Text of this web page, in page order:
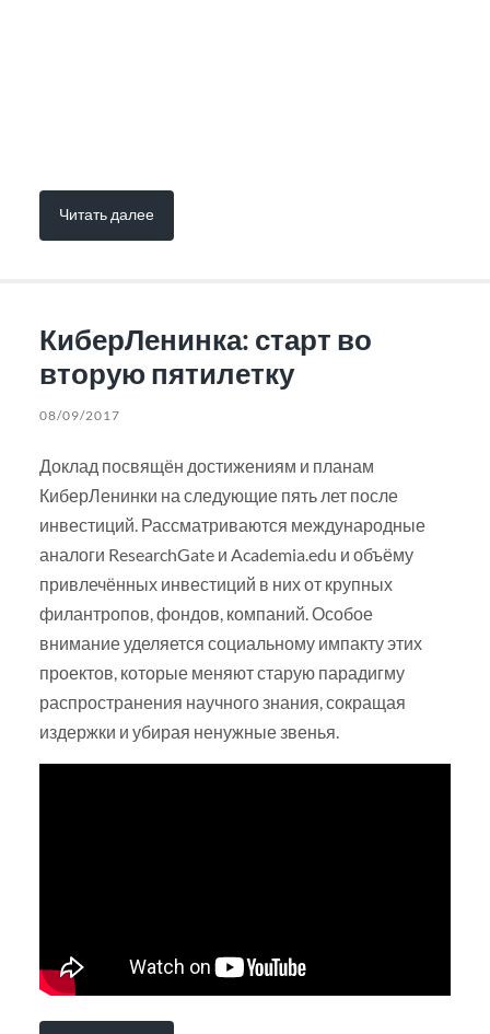
Читать далее
КиберЛенинка: старт во
вторую пятилетку
08/09/2017
Доклад посвящён достижениям и планам
КиберЛенинки на следующие пять лет после
инвестиций. Рассматриваются международные
аналоги ResearchGate и Academia.edu и объёму
привлечённых инвестиций в них от крупных
филантропов, фондов, компаний. Особое
внимание уделяется социальному импакту этих
проектов, которые меняют старую парадигму
распространения научного знания, сокращая
издержки и убирая ненужные звенья.